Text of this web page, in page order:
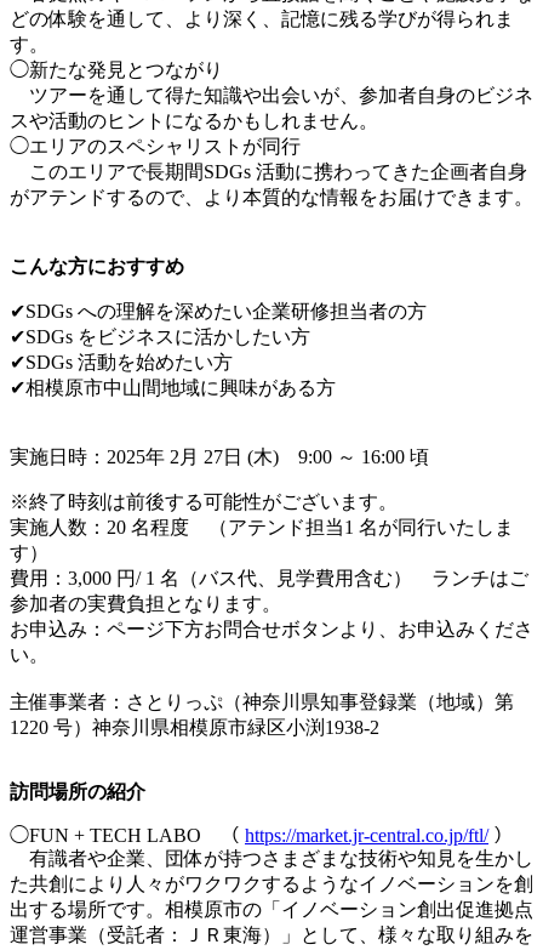
どの体験を通して、より深く、記憶に残る学びが得られま
す。
◯新たな発見とつながり
ツアーを通して得た知識や出会いが、参加者自身のビジネ
スや活動のヒントになるかもしれません。
◯エリアのスペシャリストが同行
このエリアで長期間SDGs 活動に携わってきた企画者自身
がアテンドするので、より本質的な情報をお届けできます。
こんな方におすすめ
✔︎SDGs への理解を深めたい企業研修担当者の方
✔︎SDGs をビジネスに活かしたい方
✔︎SDGs 活動を始めたい方
✔︎相模原市中山間地域に興味がある方
実施日時：2025年 2月 27日 (木) 9:00 ～ 16:00 頃
※終了時刻は前後する可能性がございます。
実施人数：20 名程度 （アテンド担当1 名が同行いたしま
す）
費用：3,000 円/ 1 名（バス代、見学費用含む） ランチはご
参加者の実費負担となります。
お申込み：ページ下方お問合せボタンより、お申込みくださ
い。
主催事業者：さとりっぷ（神奈川県知事登録業（地域）第
1220 号）神奈川県相模原市緑区小渕1938-2
訪問場所の紹介
◯FUN + TECH LABO （ https://market.jr-central.co.jp/ftl/）
有識者や企業、団体が持つさまざまな技術や知見を生かし
た共創により人々がワクワクするようなイノベーションを創
出する場所です。相模原市の「イノベーション創出促進拠点
運営事業（受託者：ＪＲ東海）」として、様々な取り組みを